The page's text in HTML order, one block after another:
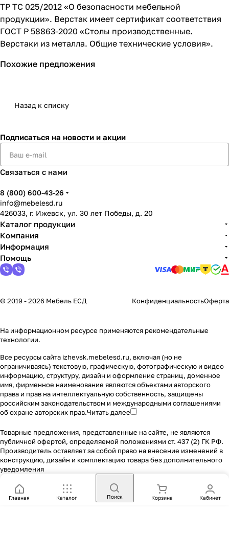
ТР ТС 025/2012 «О безопасности мебельной
продукции». Верстак имеет сертификат соответствия
ГОСТ Р 58863-2020 «Столы производственные.
Верстаки из металла. Общие технические условия».
Похожие предложения
Назад к списку
Подписаться на новости и акции
Связаться с нами
8 (800) 600-43-26
info@mebelesd.ru
426033, г. Ижевск, ул. 30 лет Победы, д. 20
Каталог продукции
Компания
Информация
Помощь
© 2019 - 2026 Мебель ЕСД КонфиденциальностьОферта
На информационном ресурсе применяются рекомендательные
технологии.
Все ресурсы сайта izhevsk.mebelesd.ru, включая (но не
ограничиваясь) текстовую, графическую, фотографическую и видео
информацию, структуру, дизайн и оформление страниц, доменное
имя, фирменное наименование являются объектами авторского
права и прав на интеллектуальную собственность, защищены
российским законодательством и международными соглашениями
об охране авторских прав.Читать далее
Товарные предложения, представленные на сайте, не являются
публичной офертой, определяемой положениями ст. 437 (2) ГК РФ.
Производитель оставляет за собой право на внесение изменений в
конструкцию, дизайн и комплектацию товара без дополнительного
уведомления
Главная Каталог Поиск Корзина Кабинет